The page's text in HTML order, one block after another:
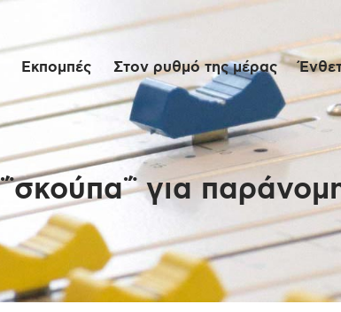
Εκπομπές Στον ρυθμό της μέρας
για
Αρχική
Εκπομπές
Στον ρυθμό της
μέρας
Ένθετα
Διαγωνισμοί/Live